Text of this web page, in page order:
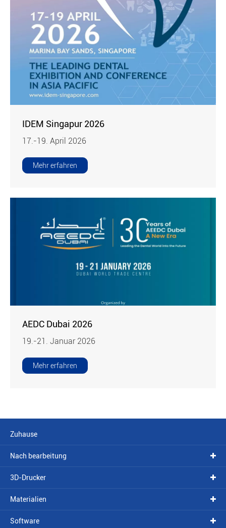
IDEM Singapur 2026
17.-19. April 2026
Mehr erfahren
AEDC Dubai 2026
19.-21. Januar 2026
Mehr erfahren
Zuhause
Nach bearbeitung
3D-Drucker
Materialien
Software